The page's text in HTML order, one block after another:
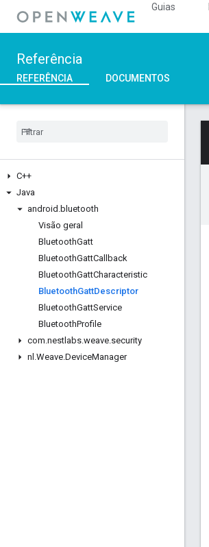
Guias
Referência
REFERÊNCIA DOCUMENTOS
C++
Java
android .bluetooth
Visão geral
BluetoothGatt
BluetoothGattCallback
BluetoothGattCharacteristic
BluetoothGattDescriptor
BluetoothGattService
BluetoothProfile
com.nestlabs.weave.security
nl .Weave.DeviceManager